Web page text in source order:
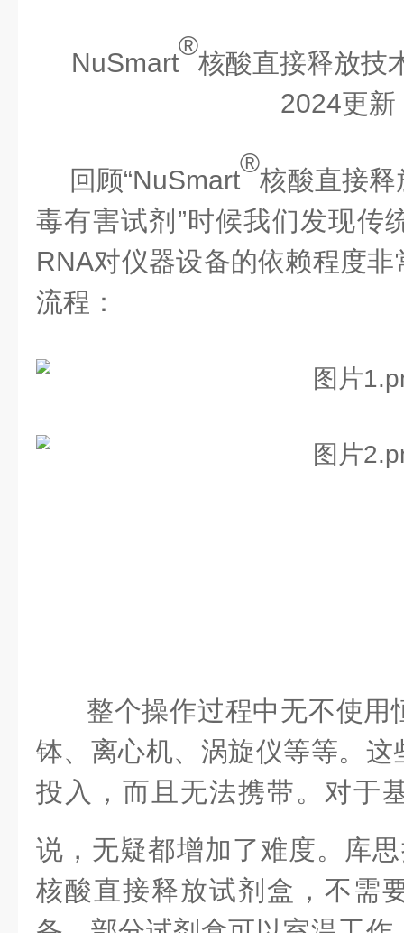
NuSmart
®
核酸直接释放技
2024更新
回顾“NuSmart
®
核酸直接释
毒有害试剂 ”时候我们发现传
RNA对仪器设备的依赖程度
流程：
整个操作过程中无不使用
钵、离心机、涡旋仪等等。
投入，而且无法携带。对于
说，无疑都增加了难度。库
核酸直接释放试剂盒，不需